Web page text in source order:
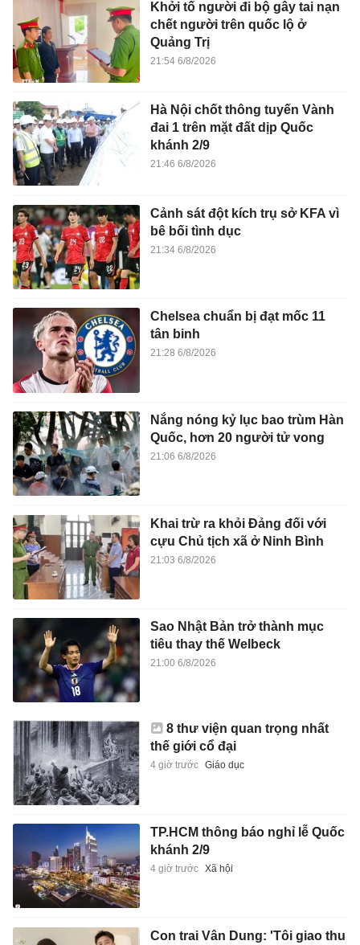
Khởi tố người đi bộ gây tai nạn
chết người trên quốc lộ ở
Quảng Trị
21:54 6/8/2026
Hà Nội chốt thông tuyến Vành
đai 1 trên mặt đất dịp Quốc
khánh 2/9
21:46 6/8/2026
Cảnh sát đột kích trụ sở KFA vì
bê bối tình dục
21:34 6/8/2026
Chelsea chuẩn bị đạt mốc 11
tân binh
21:28 6/8/2026
Nắng nóng kỷ lục bao trùm Hàn
Quốc, hơn 20 người tử vong
21:06 6/8/2026
Khai trừ ra khỏi Đảng đối với
cựu Chủ tịch xã ở Ninh Bình
21:03 6/8/2026
Sao Nhật Bản trở thành mục
tiêu thay thế Welbeck
21:00 6/8/2026
8 thư viện quan trọng nhất
thế giới cổ đại
4 giờ trước Giáo dục
TP.HCM thông báo nghỉ lễ Quốc
khánh 2/9
4 giờ trước Xã hội
Con trai Vân Dung: 'Tôi giao thu